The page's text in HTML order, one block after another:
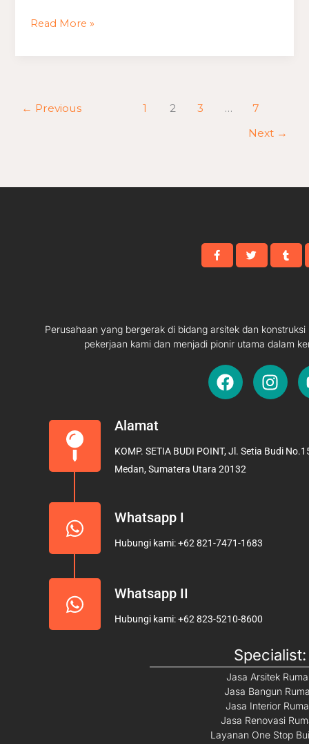
Read More »
← Previous 1 2 3 …
7
Next →
Perusahaan yang bergerak di bidang arsitek dan
pekerjaan kami dan menjadi pionir utama dalam
F
a
b
o
o
I
n
g
Alamat
KOMP. SETIA BUDI POINT, Jl. Setia Budi
Medan, Sumatera Utara 20132
Whatsapp I
Hubungi kami: +62 821-7471-1683
Whatsapp II
Hubungi kami: +62 823-5210-8600
Specialist:
Jasa Arsitek
Jasa Bangun
Jasa Interior
Jasa Renovasi
Layanan One Stop